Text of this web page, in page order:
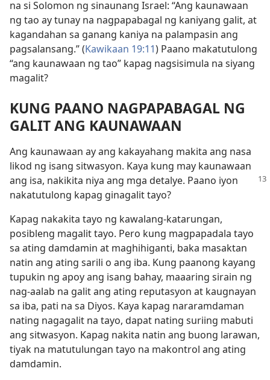
na si Solomon ng sinaunang Israel: “Ang kaunawaan
ng tao ay tunay na nagpapabagal ng kaniyang galit, at
kagandahan sa ganang kaniya na palampasin ang
pagsalansang.” (Kawikaan 19:11) Paano makatutulong
“ang kaunawaan ng tao” kapag nagsisimula na siyang
magalit?
KUNG PAANO NAGPAPABAGAL NG
GALIT ANG KAUNAWAAN
Ang kaunawaan ay ang kakayahang makita ang nasa
likod ng isang sitwasyon. Kaya kung may kaunawaan
ang isa, nakikita niya ang mga detalye. Paano iyon
nakatutulong kapag ginagalit tayo?
Kapag nakakita tayo ng kawalang-katarungan,
posibleng magalit tayo. Pero kung magpapadala tayo
sa ating damdamin at maghihiganti, baka masaktan
natin ang ating sarili o ang iba. Kung paanong kayang
tupukin ng apoy ang isang bahay, maaaring sirain ng
nag-aalab na galit ang ating reputasyon at kaugnayan
sa iba, pati na sa Diyos. Kaya kapag nararamdaman
nating nagagalit na tayo, dapat nating suriing mabuti
ang sitwasyon. Kapag nakita natin ang buong larawan,
tiyak na matutulungan tayo na makontrol ang ating
damdamin.